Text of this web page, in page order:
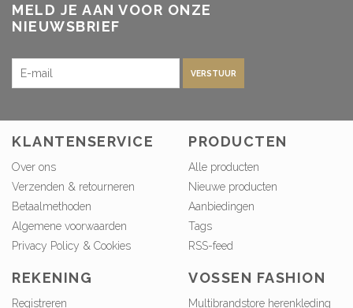
MELD JE AAN VOOR ONZE
NIEUWSBRIEF
VERSTUUR
KLANTENSERVICE
Over ons
Verzenden & retourneren
Betaalmethoden
Algemene voorwaarden
Privacy Policy & Cookies
PRODUCTEN
Alle producten
Nieuwe producten
Aanbiedingen
Tags
RSS-feed
REKENING
Registreren
VOSSEN FASHION
Multibrandstore herenkleding